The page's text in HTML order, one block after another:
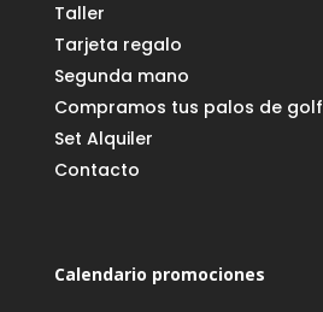
Taller
Tarjeta regalo
Segunda mano
Compramos tus palos de golf
Set Alquiler
Contacto
Calendario promociones